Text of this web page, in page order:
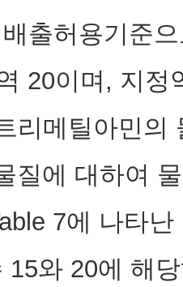
출허용기준
20이며, 지
리메틸아민의
질에 대하여
7에 나타
15와 20에 해